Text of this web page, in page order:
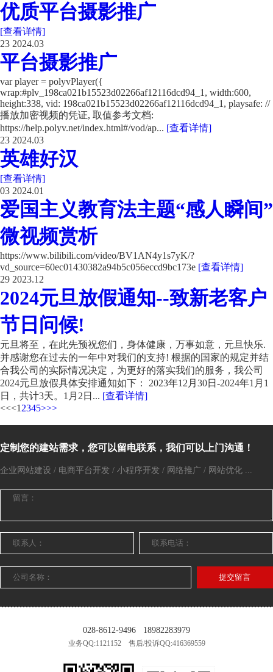
优质平台摄影推广
[查看详情]
23 2024.03
平台摄影推广
var player = polyvPlayer({
wrap:#plv_198ca021b15523d02266af12116dcd94_1, width:600,
height:338, vid: 198ca021b15523d02266af12116dcd94_1, playsafe: //
播放加密视频的凭证, 取值参考文档:
https://help.polyv.net/index.html#/vod/ap... [查看详情]
23 2024.03
英雄好汉
[查看详情]
03 2024.01
爱国主义教育法主题“感人瞬间”
微视频赏析
https://www.bilibili.com/video/BV1AN4y1s7yK/?
vd_source=60ec01430382a94b5c056eccd9bc173e [查看详情]
29 2023.12
2024元旦放假通知--致新老客户
节日问候!
元旦将至，在此先预祝您们，身体健康，万事如意，元旦快乐.
并感谢您在过去的一年中对我们的支持! 根据的国家的规定并结
合我公司的实际情况决定，为更好的落实我们的服务，我公司
2024元旦放假具体安排通知如下： 2023年12月30日-2024年1月1
日，共计3天。1月2日... [查看详情]
<<<1 2345>>>
定制您的建站需求，您可以留电联系，我们可以上门沟通！
企业网站建设 / 电商平台开发 / 小程序开发 / 网络推广 / 网站优化 ...
提交留言
028-8612-9496 18982283979
业务QQ:1121152 售后/投诉QQ:416369559